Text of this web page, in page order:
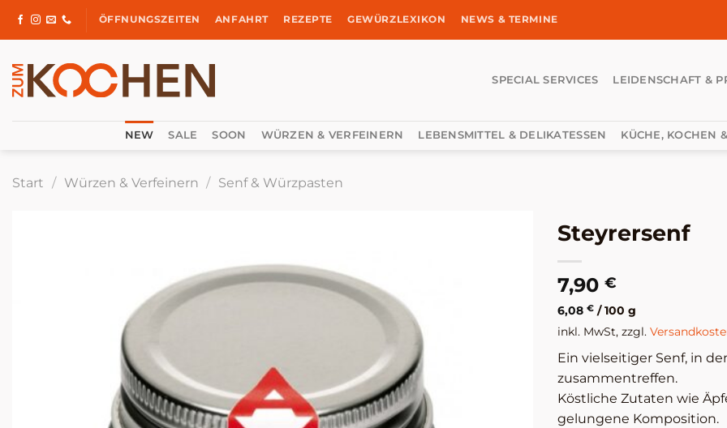
Inhalt
ÖFFNUNGSZEITEN ANFAHRT REZEPTE GEWÜRZLEXIKON NEWS & TERMINE
SPECIAL SERVICES LEIDENSCHAFT &
NEW SALE SOON WÜRZEN & VERFEINERN LEBENSMITTEL & DELIKATESSEN KÜCHE, KOCHEN
Start / Würzen & Verfeinern / Senf & Würzpasten
Steyrersenf
7,90 €
6,08 € /100 g
inkl. MwSt, zzgl.
Ein vielseitiger Senf, in
zusammentreffen.
Köstliche Zutaten wie
gelungene Komposition.